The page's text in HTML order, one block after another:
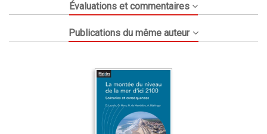
Évaluations et commentaires
Publications du même auteur